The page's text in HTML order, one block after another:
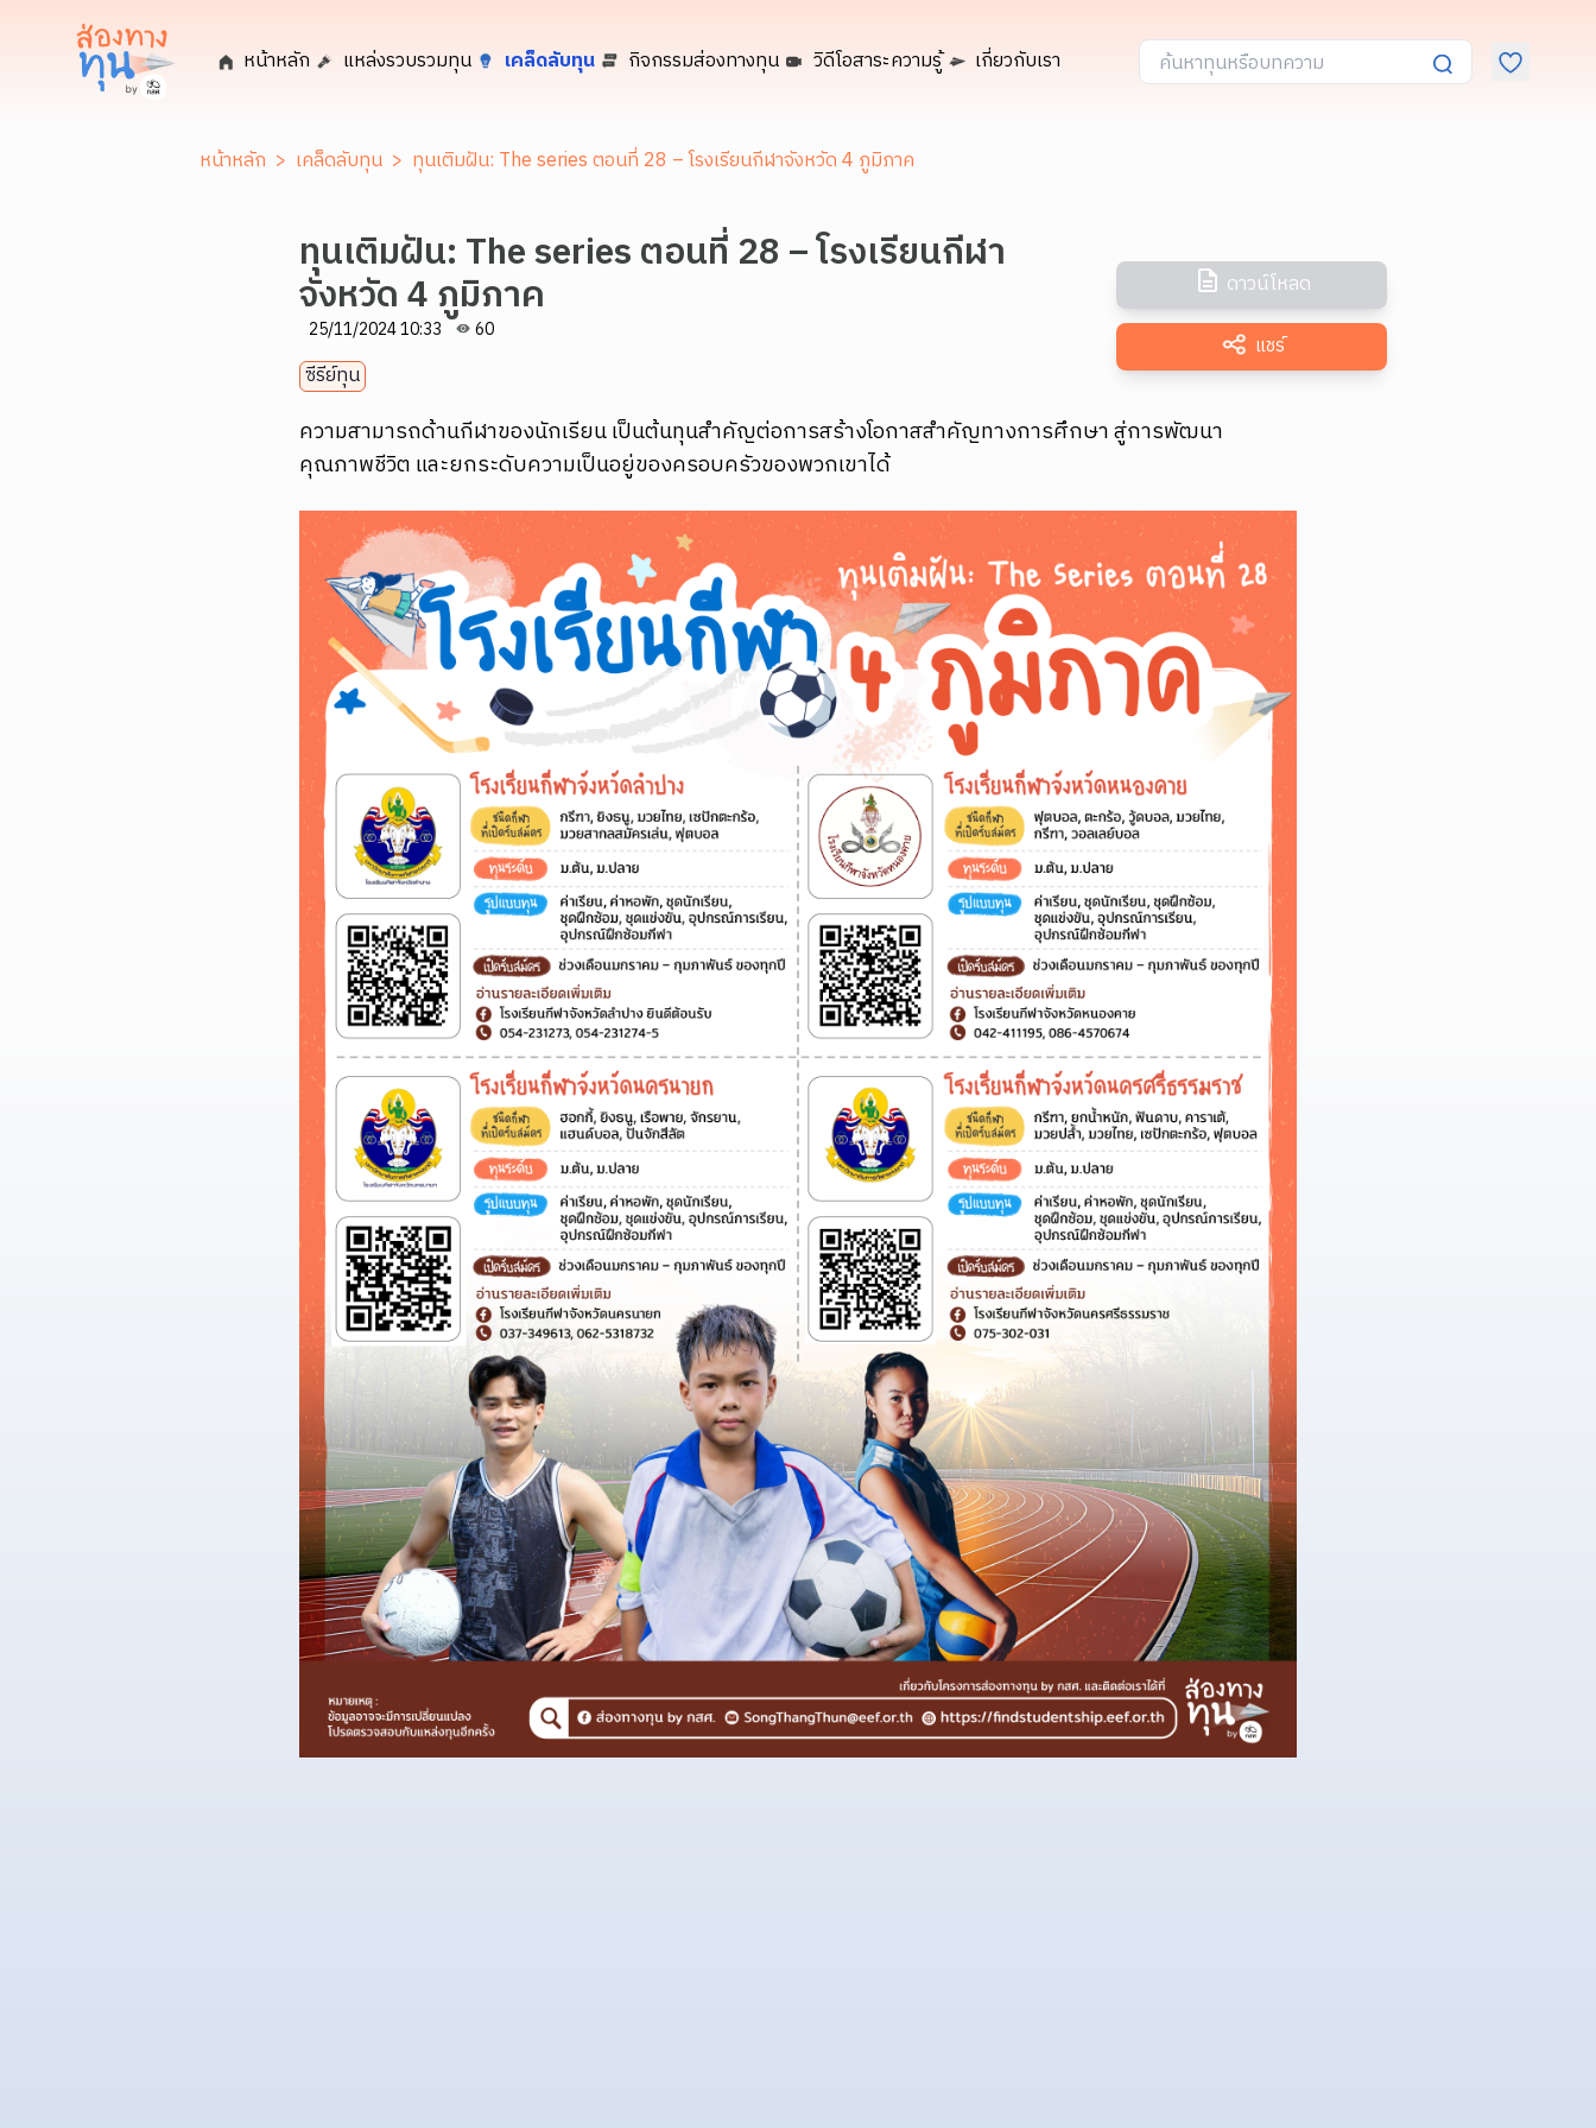
หน้าหลัก แหล่งรวบรวมทุน เคล็ดลับทุน กิจกรรมส่องทางทุน วิดีโอสาระความรู้ เกี่ยวกับเรา
หน้าหลัก > เคล็ดลับทุน > ทุนเติมฝัน: The series ตอนที่ 28 – โรงเรียนกีฬาจังหวัด 4 ภูมิภาค
ทุนเติมฝัน: The series ตอนที่ 28 – โรงเรียนกีฬา
จังหวัด 4 ภูมิภาค
25/11/2024 10:33 60
ซีรีย์ทุน
ดาวน์โหลด
แชร์
ความสามารถด้านกีฬาของนักเรียน เป็นต้นทุนสำคัญต่อการสร้างโอกาสสำคัญทางการศึกษา สู่การพัฒนา
คุณภาพชีวิต และยกระดับความเป็นอยู่ของครอบครัวของพวกเขาได้